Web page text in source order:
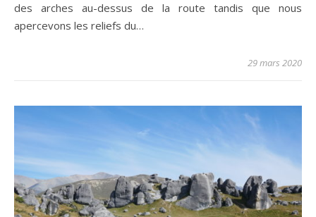
des arches au-dessus de la route tandis que nous
apercevons les reliefs du…
29 mars 2020